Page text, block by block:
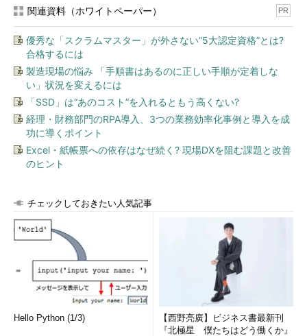
関連資料（ホワイトペーパー） PR
優秀な「スクラムマスター」が外さない“5大認定資格”とは?
合格するには
製造現場の悩み 「手順書はあるのに正しい手順が定着しな
い」状況を変えるには
「SSD」は“あのコスト”を入れるともう高くない?
経理・財務部門のRPA導入、3つの業務効率化事例と導入を成
功に導くポイント
Excel・紙帳票への依存はなぜ続く? 現場DXを阻む課題と改善
のヒント
チェックしておきたい人気記事
Hello Python (1/3)
【西野亮廣】ビジネス書最新刊
『北極星 僕たちはどう働くか』